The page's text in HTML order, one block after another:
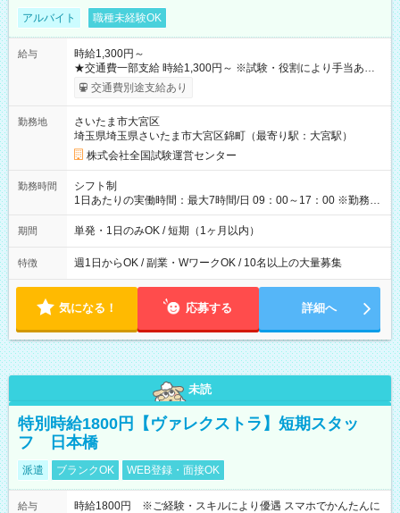
アルバイト 職種未経験OK
給与
時給1,300円～
★交通費一部支給 時給1,300円～ ※試験・役割により手当あり
※勤務回数により昇給あり 【即給（前払い）オプションあ
り！】 希望される場合、勤務から1週間ほどで給与の一部を受け
例】 ・河合塾模擬試験 8:30～17:30（休憩1時間） 時給1,300円
×8時間＝日収10,400円＋交通費 ※当日の役割により時給＋100
円の場合あり ・国家試験 7:00～13:30（休憩なし） 時給1,300
円（役割手当＋100円）×6時間＝日収8,400円＋交通費 【試用期
間】試用期間なし
交通費別途支給あり
勤務地
さいたま市大宮区
埼玉県埼玉県さいたま市大宮区錦町（最寄り駅：大宮駅）
株式会社全国試験運営センター
勤務時間
シフト制
1日あたりの実働時間：最大7時間/日 09：00～17：00 ※勤務時
間は 試験により異なります。
期間 単発・1日のみOK / 短期（1ヶ月以内）
特徴 週1日からOK / 副業・WワークOK / 10名以上の大量募集
気になる！ 応募する 詳細へ
未読
特別時給1800円【ヴァレクストラ】短期スタッ
フ 日本橋
派遣 ブランクOK WEB登録・面接OK
給与
時給1800円 ※ご経験・スキルにより優遇 スマホでかんたんに